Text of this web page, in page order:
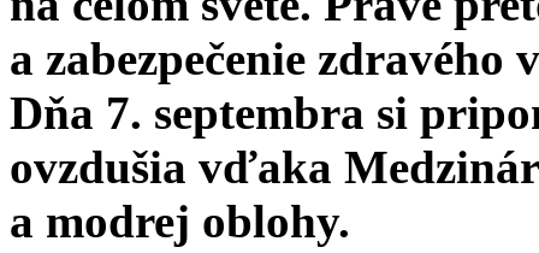
a zabezpečenie zdravého
Dňa 7. septembra si
ovzdušia vďaka
a modrej oblohy.